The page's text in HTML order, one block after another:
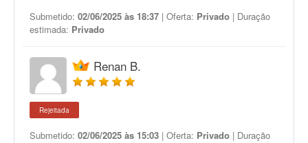
Submetido: 02/06/2025 às 18:37 | Oferta: Privado | Duração
estimada: Privado
Renan B.
Rejeitada
Submetido: 02/06/2025 às 15:03 | Oferta: Privado | Duração